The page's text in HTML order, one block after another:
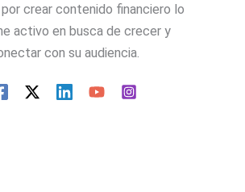
por crear contenido financiero lo
activo en busca de crecer y
con su audiencia.